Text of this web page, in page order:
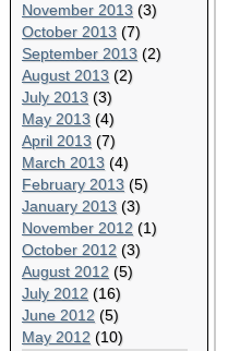
November 2013 (3)
October 2013 (7)
September 2013 (2)
August 2013 (2)
July 2013 (3)
May 2013 (4)
April 2013 (7)
March 2013 (4)
February 2013 (5)
January 2013 (3)
November 2012 (1)
October 2012 (3)
August 2012 (5)
July 2012 (16)
June 2012 (5)
May 2012 (10)